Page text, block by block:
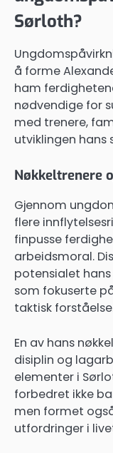
Sørloth?
å forme
ham
nødvendige for
med trenere,
utviklingen hans
Nøkkeltrenere
Gjennom
flere
finpusse
arbeidsmoral.
potensialet
som fokuserte
taktisk
En av hans
disiplin og
elementer i
forbedret ikke
men formet
utfordringer i